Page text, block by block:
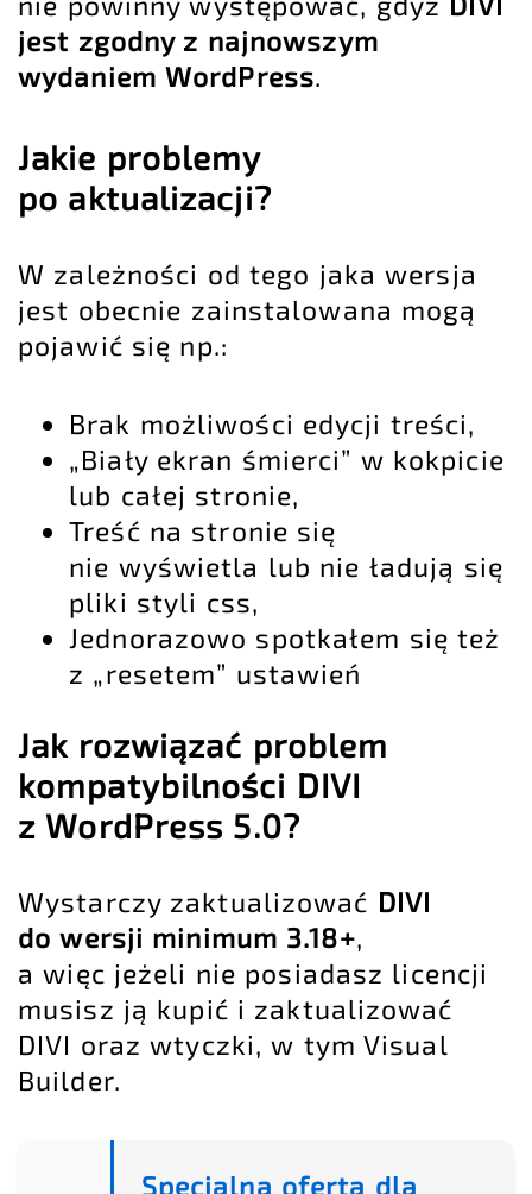
jest zgodny z najnowszym
wydaniem WordPress.
Jakie problemy
po aktualizacji?
W zależności od tego jaka wersja
jest obecnie zainstalowana mogą
pojawić się np.:
Brak możliwości edycji treści,
„Biały ekran śmierci” w kokpicie
lub całej stronie,
Treść na stronie się
nie wyświetla lub nie ładują się
pliki styli css,
Jednorazowo spotkałem się też
z „resetem” ustawień
Jak rozwiązać problem
kompatybilności DIVI
z WordPress 5.0?
Wystarczy zaktualizować DIVI
do wersji minimum 3.18+,
a więc jeżeli nie posiadasz licencji
musisz ją kupić i zaktualizować
DIVI oraz wtyczki, w tym Visual
Builder.
Specjalna oferta dla